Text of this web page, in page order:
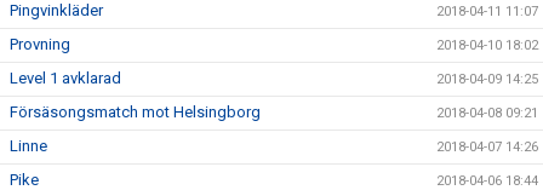
Pingvinkläder 2018-04-11 11:07
Provning 2018-04-10 18:02
Level 1 avklarad 2018-04-09 14:25
Försäsongsmatch mot Helsingborg 2018-04-08 09:21
Linne 2018-04-07 14:26
Pike 2018-04-06 18:44